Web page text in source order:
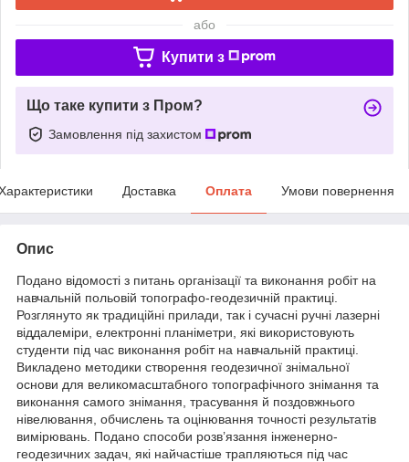
або
Купити з
Що таке купити з Пром?
Замовлення під захистом
Доставка Оплата Умови повернення
Опис
Подано відомості з питань організації та виконання робіт на
навчальній польовій топографо-геодезичній практиці.
Розглянуто як традиційні прилади, так і сучасні ручні лазерні
віддалеміри, електронні планіметри, які використовують
студенти під час виконання робіт на навчальній практиці.
Викладено методики створення геодезичної знімальної
основи для великомасштабного топографічного знімання та
виконання самого знімання, трасування й поздовжнього
нівелювання, обчислень та оцінювання точності результатів
вимірювань. Подано способи розв’язання інженерно-
геодезичних задач, які найчастіше трапляються під час